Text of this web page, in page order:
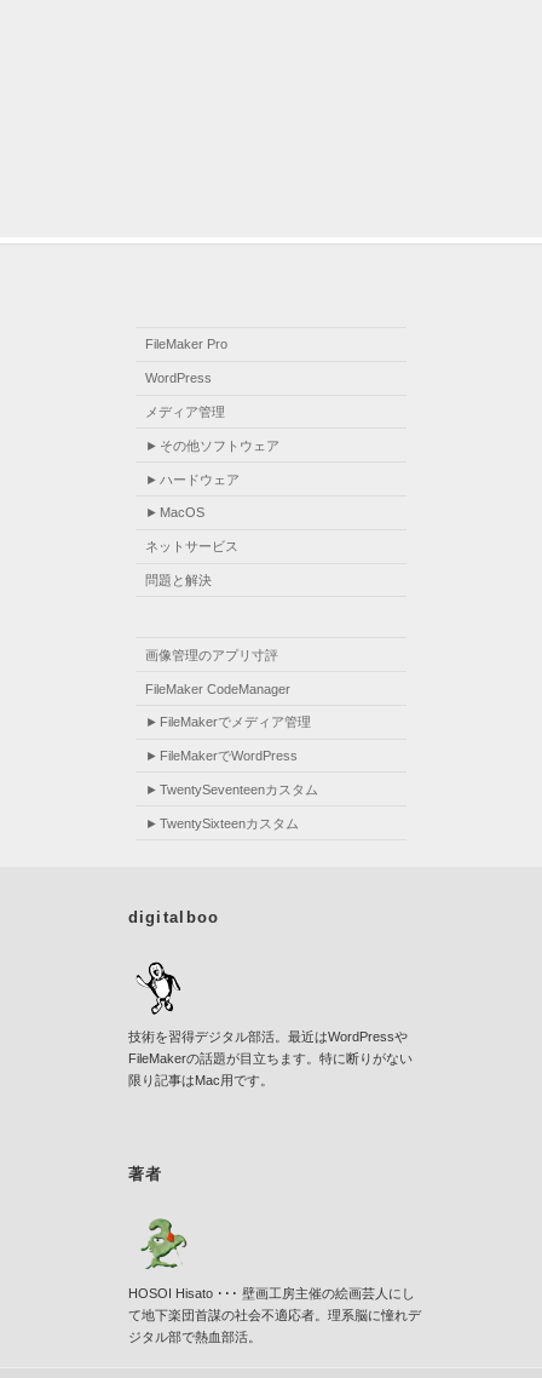
FileMaker Pro
WordPress
メディア管理
その他ソフトウェア
ハードウェア
MacOS
ネットサービス
問題と解決
画像管理のアプリ寸評
FileMaker CodeManager
FileMakerでメディア管理
FileMakerでWordPress
TwentySeventeenカスタム
TwentySixteenカスタム
digitalboo
技術を習得デジタル部活。最近はWordPressや
FileMakerの話題が目立ちます。特に断りがない
限り記事はMac用です。
著者
HOSOI Hisato ･･･ 壁画工房主催の絵画芸人にし
て地下楽団首謀の社会不適応者。理系脳に憧れデ
ジタル部で熱血部活。